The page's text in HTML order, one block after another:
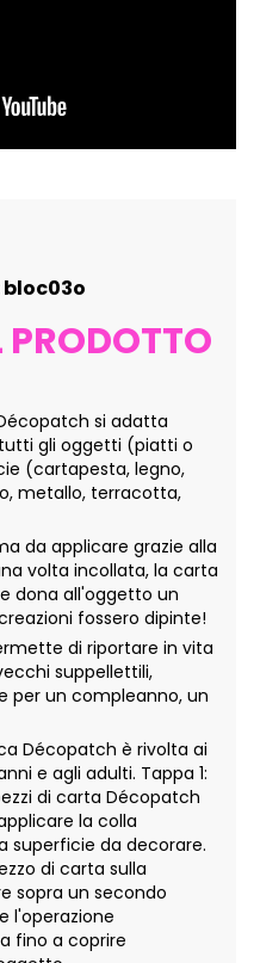
bloc03o
PRODOTTO
Décopatch si adatta
gli oggetti (piatti o
(cartapesta, legno,
metallo, terracotta,
da applicare grazie alla
volta incollata, la carta
dona all'oggetto un
fossero dipinte!
di riportare in vita
suppellettili,
per un compleanno, un
Décopatch è rivolta ai
e agli adulti. Tappa 1:
di carta Décopatch
la colla
superficie da decorare.
di carta sulla
sopra un secondo
l'operazione
fino a coprire